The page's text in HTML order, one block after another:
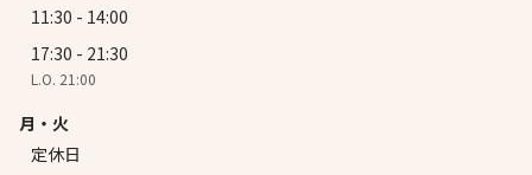
11:30 - 14:00
17:30 - 21:30
L.O. 21:00
月・火
定休日